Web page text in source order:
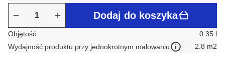
Dodaj do koszyka
Objętość
0.35 l
Wydajność produktu przy jednokrotnym malowaniu
2.8 m2